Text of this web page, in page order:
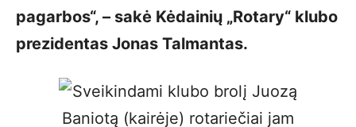
pagarbos“, – sakė Kėdainių „Rotary“ klubo
prezidentas Jonas Talmantas.